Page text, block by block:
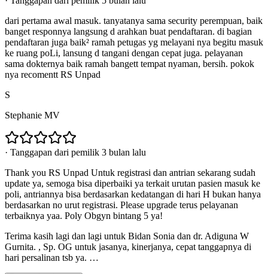
dari pertama awal masuk. tanyatanya sama security perempuan, baik
banget responnya langsung d arahkan buat pendaftaran. di bagian
pendaftaran juga baik² ramah petugas yg melayani nya begitu masuk
ke ruang poLi, lansung d tangani dengan cepat juga. pelayanan
sama dokternya baik ramah bangett tempat nyaman, bersih. pokok
nya recomentt RS Unpad
S
Stephanie MV
· Tanggapan dari pemilik 3 bulan lalu
Thank you RS Unpad Untuk registrasi dan antrian sekarang sudah
update ya, semoga bisa diperbaiki ya terkait urutan pasien masuk ke
poli, antriannya bisa berdasarkan kedatangan di hari H bukan hanya
berdasarkan no urut registrasi. Please upgrade terus pelayanan
terbaiknya yaa. Poly Obgyn bintang 5 ya!
Terima kasih lagi dan lagi untuk Bidan Sonia dan dr. Adiguna W
Gurnita. , Sp. OG untuk jasanya, kinerjanya, cepat tanggapnya di
hari persalinan tsb ya. …